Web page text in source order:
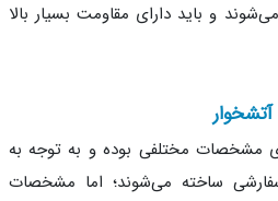
و باید دارای مقاومت بسیار بالا
مختلفی بوده و به توجه به
ساخته می‌شوند؛ اما مشخصات